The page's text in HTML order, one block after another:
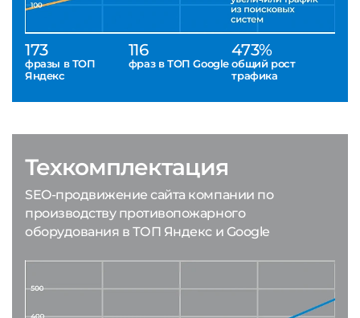
173
фразы в ТОП
Яндекс
116
фраз в ТОП Google
473%
общий рост
трафика
Техкомплектация
SEO-продвижение сайта компании по
производству противопожарного
оборудования в ТОП Яндекс и Google